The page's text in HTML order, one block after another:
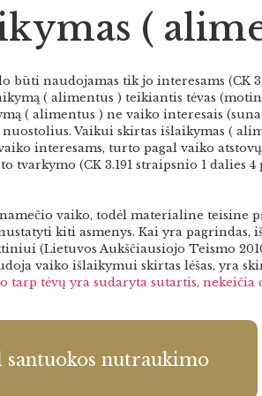
(
naudojamas tik jo interesams (CK
( alimentus ) teikiantis tėvas
( alimentus ) ne vaiko interesais
Vaikui skirtas išlaikymas (
interesams, turto pagal vaiko
(CK 3.191 straipsnio 1 dalies
vaiko, todėl materialine teisine
kiti asmenys. Kai yra
(Lietuvos Aukščiausiojo Teismo
vaiko išlaikymui skirtas lėšas, yra
tarp tėvų yra sudaryta sutartis,
nutraukimo